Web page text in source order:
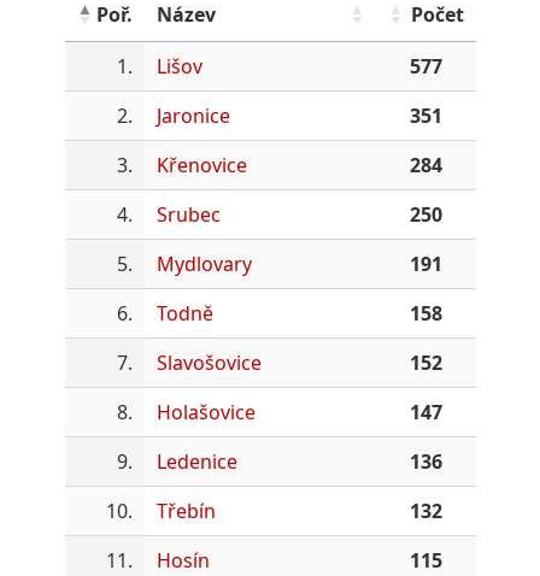
Poř. Název
Počet
1.
Lišov
577
2.
Jaronice
351
3.
Křenovice
284
4.
Srubec
250
5.
Mydlovary
191
6.
Todně
158
7.
Slavošovice
152
8.
Holašovice
147
9.
Ledenice
136
10.
Třebín
132
11.
Hosín
115